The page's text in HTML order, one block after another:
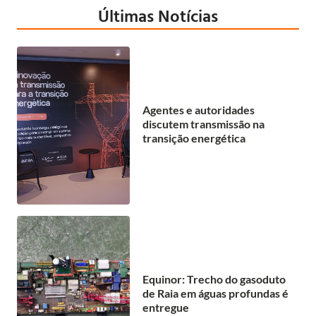
Últimas Notícias
Agentes e autoridades
discutem transmissão na
transição energética
Equinor: Trecho do gasoduto
de Raia em águas profundas é
entregue